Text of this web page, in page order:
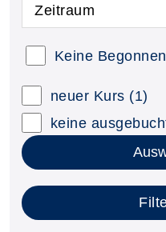
Zeitraum
Keine Begonnen
neuer Kurs (1)
keine